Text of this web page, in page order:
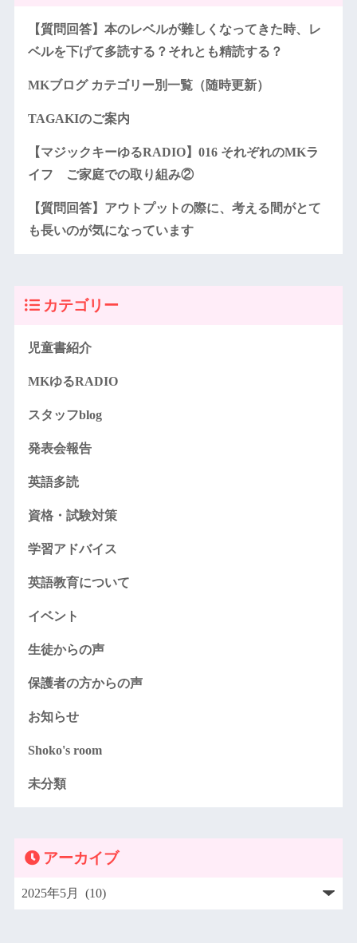
【質問回答】本のレベルが難しくなってきた時、レ
ベルを下げて多読する？それとも精読する？
MKブログ カテゴリー別一覧（随時更新）
TAGAKIのご案内
【マジックキーゆるRADIO】016 それぞれのMKラ
イフ ご家庭での取り組み②
【質問回答】アウトプットの際に、考える間がとて
も長いのが気になっています
カテゴリー
児童書紹介
MKゆるRADIO
スタッフblog
発表会報告
英語多読
資格・試験対策
学習アドバイス
英語教育について
イベント
生徒からの声
保護者の方からの声
お知らせ
Shoko's room
未分類
アーカイブ